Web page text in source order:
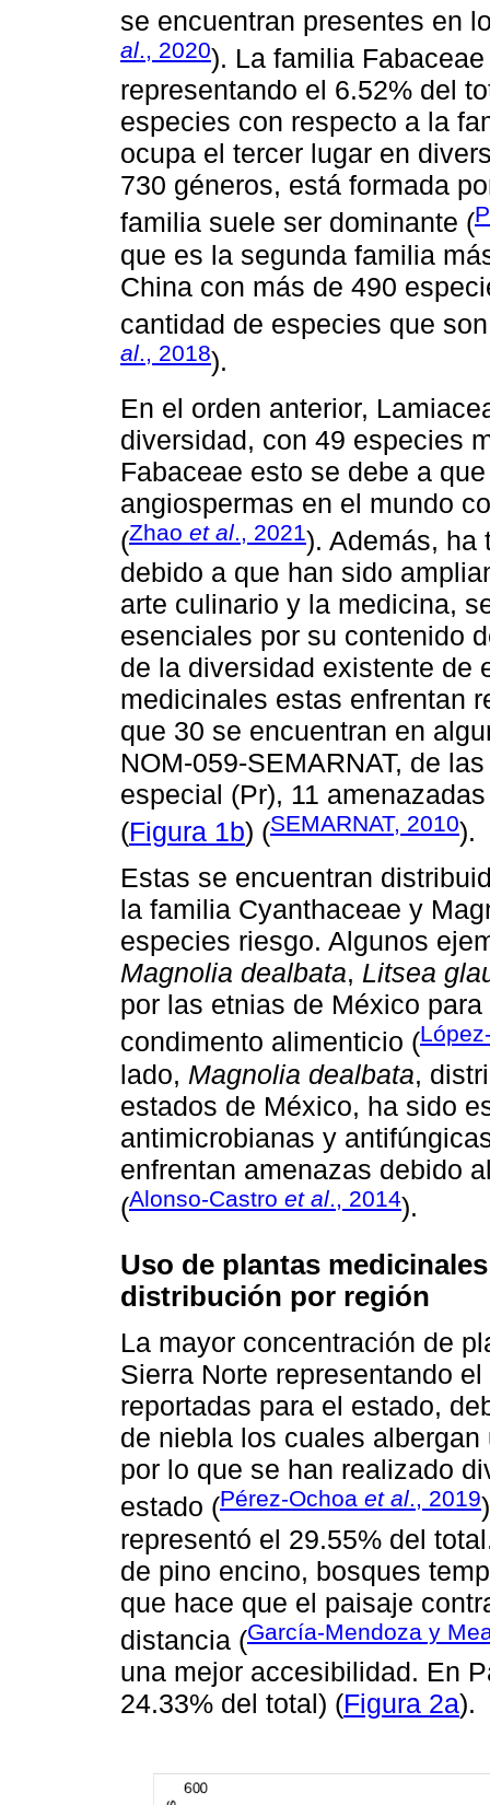
se encuentran presentes en
al., 2020). La familia
representando el 6.52% del
especies con respecto a la
ocupa el tercer lugar en
730 géneros, está formada
familia suele ser dominante (
que es la segunda familia
China con más de 490
cantidad de especies que
al., 2018).
En el orden anterior,
diversidad, con 49 especies
Fabaceae esto se debe a
angiospermas en el mundo
(Zhao et al ., 2021). Además, ha
debido a que han sido
arte culinario y la medicina,
esenciales por su contenido
de la diversidad existente de
medicinales estas enfrentan
que 30 se encuentran en
NOM-059-SEMARNAT, de
especial (Pr), 11
(Figura 1b) (SEMARNAT, 2010).
Estas se encuentran
la familia Cyanthaceae y
especies riesgo. Algunos
Magnolia dealbata, Litsea
por las etnias de México
condimento alimenticio (
lado, Magnolia dealbata,
estados de México, ha sido
antimicrobianas y
enfrentan amenazas debido
(Alonso-Castro et al., 2014).
Uso de plantas
distribución por región
La mayor concentración de
Sierra Norte representando
reportadas para el estado,
de niebla los cuales
por lo que se han realizado
estado (Pérez-Ochoa et al., 2019
representó el 29.55% del
de pino encino, bosques
que hace que el paisaje
distancia (García-Mendoza y
una mejor accesibilidad. En
24.33% del total) (Figura 2a).